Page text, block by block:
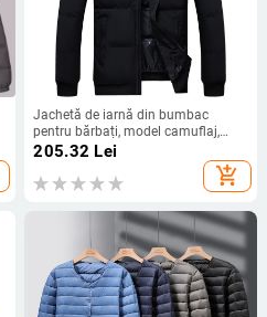
Jachetă de iarnă din bumbac
pentru bărbați, model camuflaj,
croială lejeră, închidere cu fermoar,
bumbac exterior și interior
205.32 Lei
add_shopping_cart